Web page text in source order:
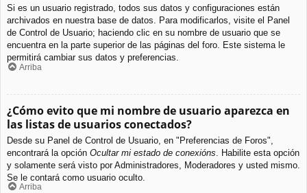
Si es un usuario registrado, todos sus datos y configuraciones están
archivados en nuestra base de datos. Para modificarlos, visite el Panel
de Control de Usuario; haciendo clic en su nombre de usuario que se
encuentra en la parte superior de las páginas del foro. Este sistema le
permitirá cambiar sus datos y preferencias.
Arriba
¿Cómo evito que mi nombre de usuario aparezca en
las listas de usuarios conectados?
Desde su Panel de Control de Usuario, en "Preferencias de Foros",
encontrará la opción Ocultar mi estado de conexións . Habilite esta opción
y solamente será visto por Administradores, Moderadores y usted mismo.
Se le contará como usuario oculto.
Arriba